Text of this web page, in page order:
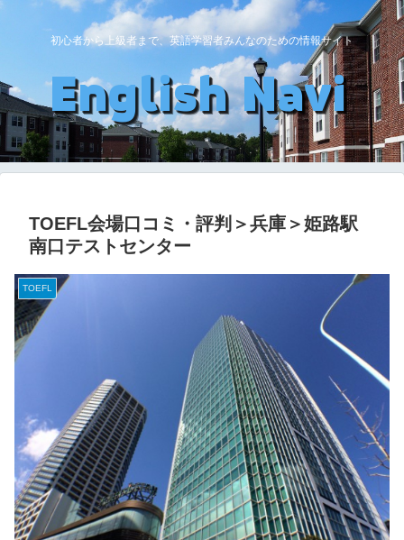
初心者から上級者まで、英語学習者みんなのための情報サイト
TOEFL会場口コミ・評判＞兵庫＞姫路駅
南口テストセンター
TOEFL